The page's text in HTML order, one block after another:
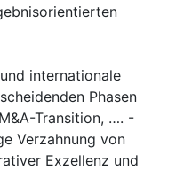
internationale
Phasen
Transition, …. -
Verzahnung von
Exzellenz und